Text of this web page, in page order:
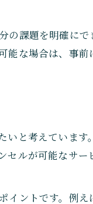
課題を明確にで
な場合は、事前
と考えています
セルが可能なサー
ントです。例え